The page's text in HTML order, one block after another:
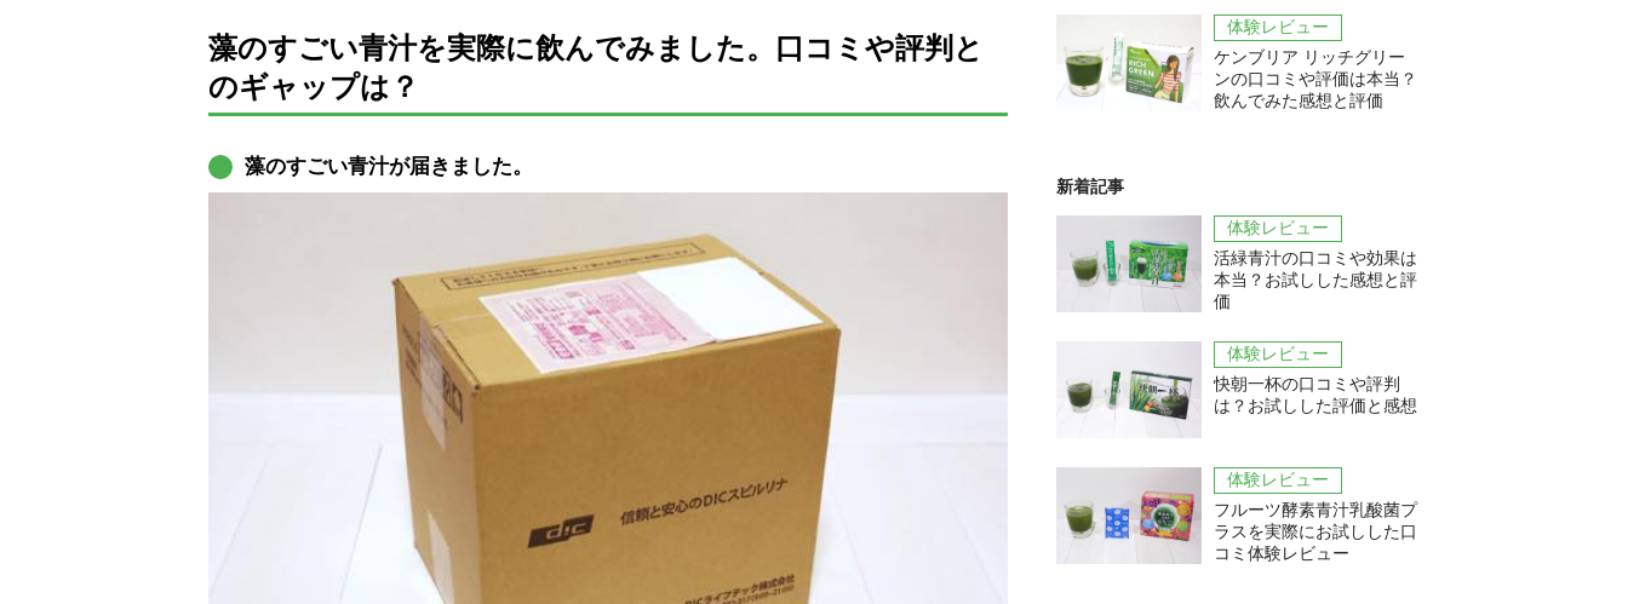
藻のすごい青汁を実際に飲んでみました。口コミや評判と
のギャップは？
藻のすごい青汁が届きました。
体験レビュー
ケンブリア リッチグリー
ンの口コミや評価は本当？
飲んでみた感想と評価
新着記事
体験レビュー
活緑青汁の口コミや効果は
本当？お試しした感想と評
価
体験レビュー
快朝一杯の口コミや評判
は？お試しした評価と感想
体験レビュー
フルーツ酵素青汁乳酸菌プ
ラスを実際にお試しした口
コミ体験レビュー